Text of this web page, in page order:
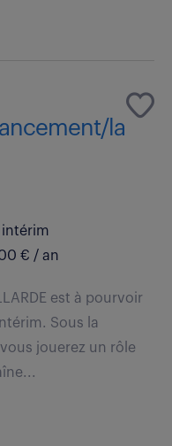
la
intérim
€ / an
est à pourvoir
Sous la
jouerez un rôle